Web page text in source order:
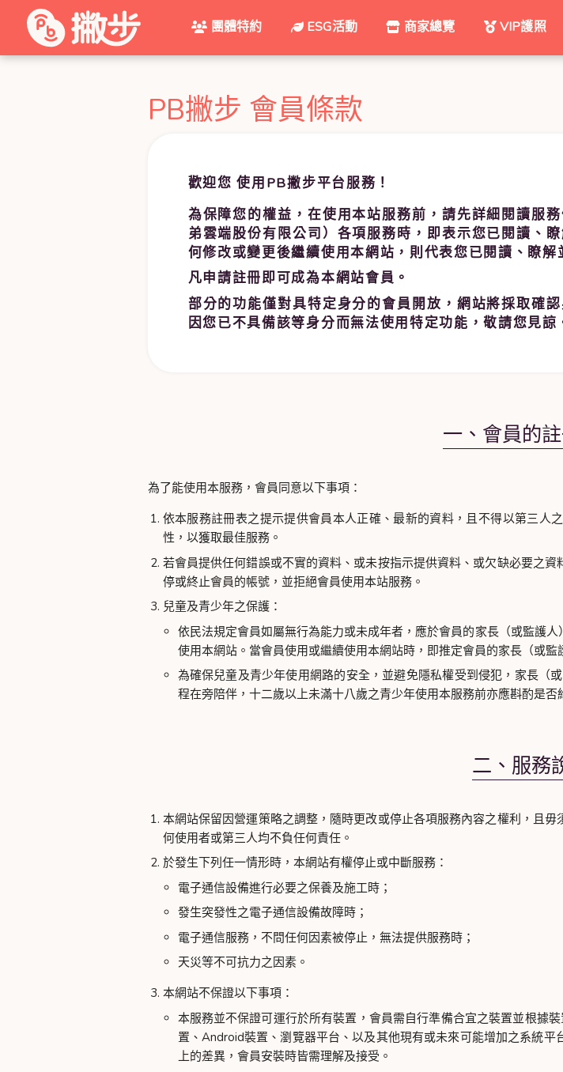
團體特約 ESG活動 商家總覽 VIP護照
PB撇步 會員條款
歡迎您 使用PB撇步平台服務！
為保障您的權益，在使用本站服務前，請先詳細閱讀服
弟雲端股份有限公司）各項服務時，即表示您已閱讀、
何修改或變更後繼續使用本網站，則代表您已閱讀、瞭解
凡申請註冊即可成為本網站會員。
部分的功能僅對具特定身分的會員開放，網站將採取確
因您已不具備該等身分而無法使用特定功能，敬請您見諒
一、會員的
為了能使用本服務，會員同意以下事項：
依本服務註冊表之提示提供會員本人正確、最新的資料，且不得以第三人
性，以獲取最佳服務。
若會員提供任何錯誤或不實的資料、或未按指示提供資料、或欠缺必要之
停或終止會員的帳號，並拒絕會員使用本站服務。
兒童及青少年之保護：
依民法規定會員如屬無行為能力或未成年者，應於會員的家長（或監護
使用本網站。當會員使用或繼續使用本網站時，即推定會員的家長（或
為確保兒童及青少年使用網路的安全，並避免隱私權受到侵犯，家長（
程在旁陪伴，十二歲以上未滿十八歲之青少年使用本服務前亦應斟酌是否
二、服務
本網站保留因營運策略之調整，隨時更改或停止各項服務內容之權利，且
何使用者或第三人均不負任何責任。
於發生下列任一情形時，本網站有權停止或中斷服務：
電子通信設備進行必要之保養及施工時；
發生突發性之電子通信設備故障時；
電子通信服務，不問任何因素被停止，無法提供服務時；
天災等不可抗力之因素。
本網站不保證以下事項：
本服務並不保證可運行於所有裝置，會員需自行準備合宜之裝置並根據
置、Android裝置、瀏覽器平台、以及其他現有或未來可能增加之系統
上的差異，會員安裝時皆需理解及接受。